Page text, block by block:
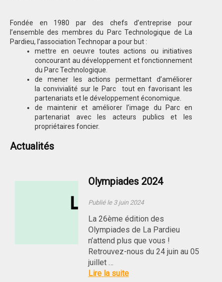
Fondée en 1980 par des chefs d’entreprise pour
l’ensemble des membres du Parc Technologique de La
Pardieu, l’association Technopar a pour but :
mettre en oeuvre toutes actions ou initiatives
concourant au développement et fonctionnement
du Parc Technologique.
de mener les actions permettant d’améliorer
la convivialité sur le Parc tout en favorisant les
partenariats et le développement économique.
de maintenir et améliorer l’image du Parc en
partenariat avec les acteurs publics et les
propriétaires foncier.
Actualités
Olympiades 2024
Publié le 3 juin 2024
La 26ème édition des
Olympiades de La Pardieu
n’attend plus que vous !
Retrouvez-nous du 24 juin au 05
juillet …
Lire la suite